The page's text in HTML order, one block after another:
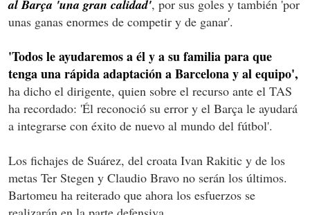
al Barça 'una gran calidad', por sus goles y también 'por
unas ganas enormes de competir y de ganar'.
'Todos le ayudaremos a él y a su familia para que
tenga una rápida adaptación a Barcelona y al equipo',
ha dicho el dirigente, quien sobre el recurso ante el TAS
ha recordado: 'Él reconoció su error y el Barça le ayudará
a integrarse con éxito de nuevo al mundo del fútbol'.
Los fichajes de Suárez, del croata Ivan Rakitic y de los
metas Ter Stegen y Claudio Bravo no serán los últimos.
Bartomeu ha reiterado que ahora los esfuerzos se